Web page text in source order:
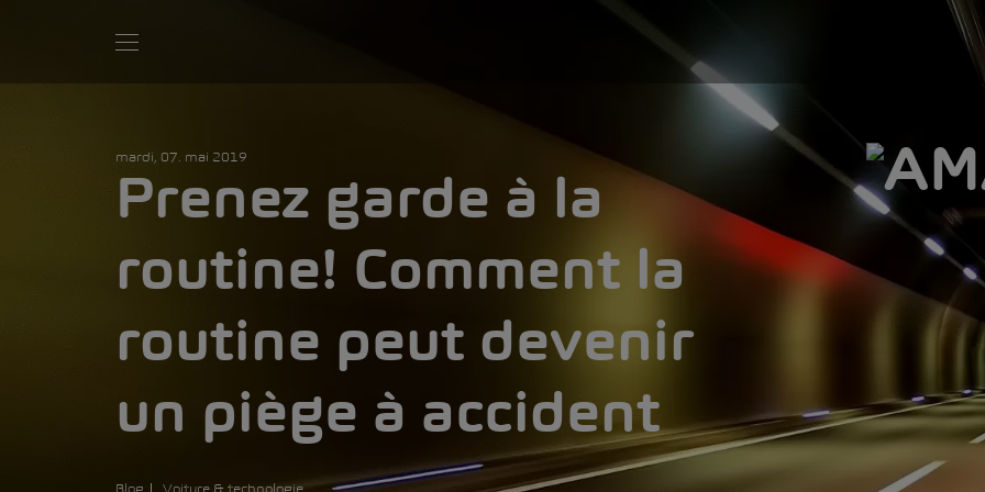
mardi, 07. mai 2019
Prenez garde à la
routine! Comment la
routine peut devenir
un piège à accident
Blog Voiture & technologie